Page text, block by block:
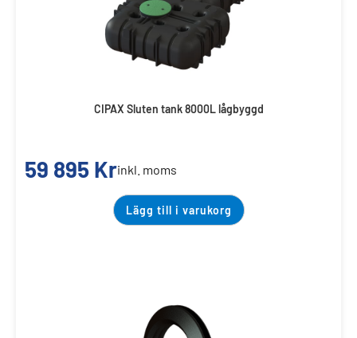
CIPAX Sluten tank 8000L lågbyggd
59 895 Krinkl. moms
Lägg till i varukorg